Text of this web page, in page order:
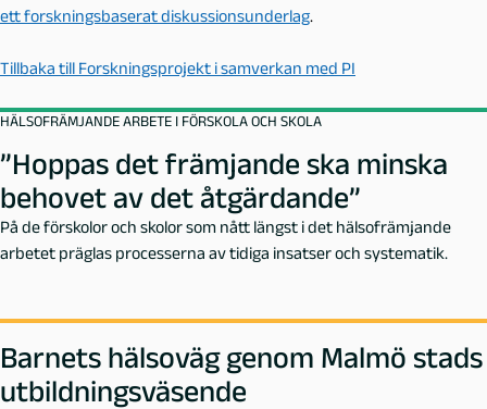
ett forskningsbaserat diskussionsunderlag.
Tillbaka till Forskningsprojekt i samverkan med PI
HÄLSOFRÄMJANDE ARBETE I FÖRSKOLA OCH SKOLA
”Hoppas det främjande ska minska
behovet av det åtgärdande”
På de förskolor och skolor som nått längst i det hälsofrämjande
arbetet präglas processerna av tidiga insatser och systematik.
Barnets hälsoväg genom Malmö stads
utbildningsväsende